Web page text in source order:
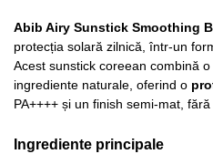
Abib Airy Sunstick Smoothing
protecția solară zilnică, într-un
Acest sunstick coreean combină
ingrediente naturale, oferind o
PA++++ și un finish semi-mat,
Ingrediente principale